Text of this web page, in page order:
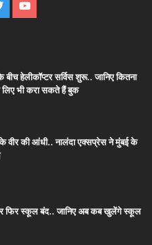
हेलीकॉप्टर सर्विस शुरू.. जानिए कितना
लिए भी करा सकते हैं बुक
के वीर की आंधी.. नालंदा एक्सप्रेस ने मुंबई के
फिर स्कूल बंद.. जानिए अब कब खुलेंगे स्कूल